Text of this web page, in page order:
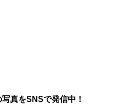
真をSNSで発信中！